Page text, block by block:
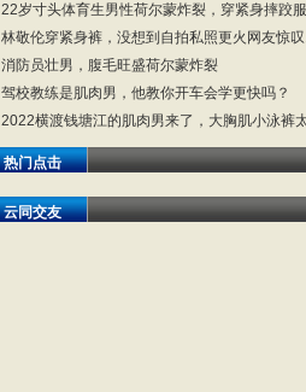
22岁寸头体育生男性荷尔蒙炸裂，穿紧身摔跤
林敬伦穿紧身裤，没想到自拍私照更火网友惊
消防员壮男，腹毛旺盛荷尔蒙炸裂
驾校教练是肌肉男，他教你开车会学更快吗？
2022横渡钱塘江的肌肉男来了，大胸肌小泳裤
热门点击
云同交友